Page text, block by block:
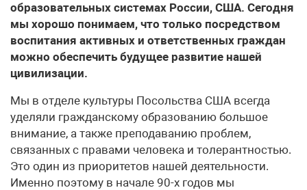
образовательных системах России, США. Сегодня
мы хорошо понимаем, что только посредством
воспитания активных и ответственных граждан
можно обеспечить будущее развитие нашей
цивилизации.
Мы в отделе культуры Посольства США всегда
уделяли гражданскому образованию большое
внимание, а также преподаванию проблем,
связанных с правами человека и толерантностью.
Это один из приоритетов нашей деятельности.
Именно поэтому в начале 90-х годов мы